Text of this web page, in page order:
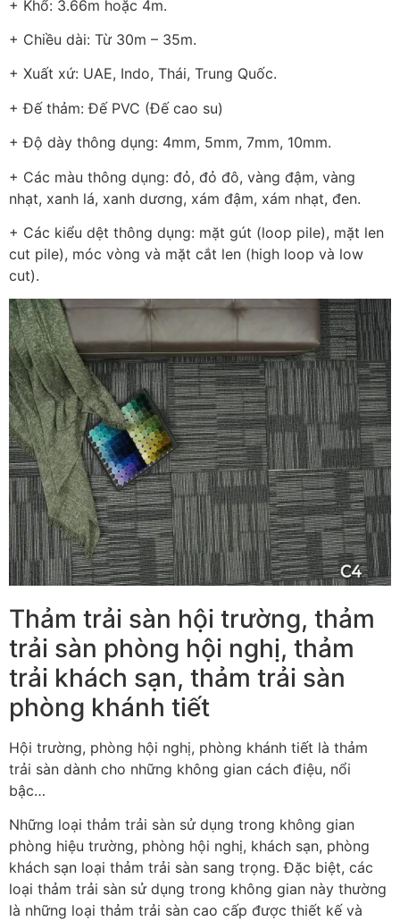
+ Khổ: 3.66m hoặc 4m.
+ Chiều dài: Từ 30m – 35m.
+ Xuất xứ: UAE, Indo, Thái, Trung Quốc.
+ Đế thảm: Đế PVC (Đế cao su)
+ Độ dày thông dụng: 4mm, 5mm, 7mm, 10mm.
+ Các màu thông dụng: đỏ, đỏ đô, vàng đậm, vàng
nhạt, xanh lá, xanh dương, xám đậm, xám nhạt, đen.
+ Các kiểu dệt thông dụng: mặt gút (loop pile), mặt len
cut pile), móc vòng và mặt cắt len (high loop và low
cut).
Thảm trải sàn hội trường, thảm
trải sàn phòng hội nghị, thảm
trải khách sạn, thảm trải sàn
phòng khánh tiết
Hội trường, phòng hội nghị, phòng khánh tiết là thảm
trải sàn dành cho những không gian cách điệu, nổi
bậc…
Những loại thảm trải sàn sử dụng trong không gian
phòng hiệu trường, phòng hội nghị, khách sạn, phòng
khách sạn loại thảm trải sàn sang trọng. Đặc biệt, các
loại thảm trải sàn sử dụng trong không gian này thường
là những loại thảm trải sàn cao cấp được thiết kế và